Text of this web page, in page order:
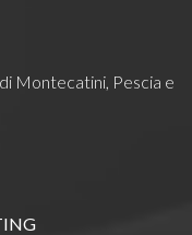
Montecatini, Pescia e